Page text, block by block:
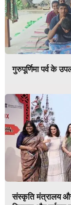
गुरुपूर्णिमा पर्व के
संस्कृति मंत्रालय